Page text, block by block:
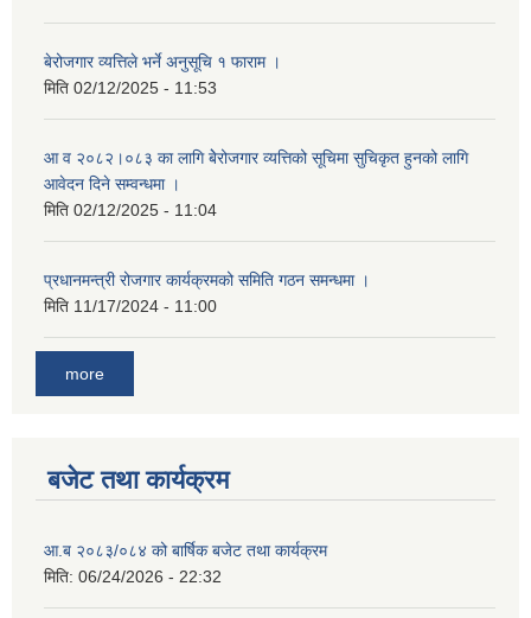
बेरोजगार व्यत्तिले भर्ने अनुसूचि १ फाराम ।
मिति 02/12/2025 - 11:53
आ व २०८२।०८३ का लागि बेेरोजगार व्यत्तिको सूचिमा सुचिकृत हुनको लागि
आवेदन दिने सम्वन्धमा ।
मिति 02/12/2025 - 11:04
प्रधानमन्त्री रोजगार कार्यक्रमको समिति गठन समन्धमा ।
मिति 11/17/2024 - 11:00
more
बजेट तथा कार्यक्रम
आ.ब २०८३/०८४ को बार्षिक बजेट तथा कार्यक्रम
मिति: 06/24/2026 - 22:32